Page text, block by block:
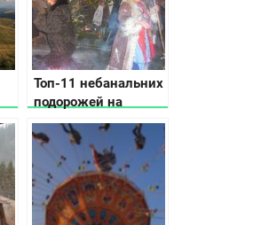
Топ-11 небанальних
подорожей на
Різдво